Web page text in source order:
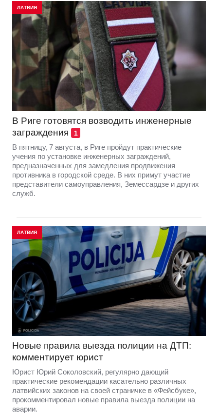
ЛАТВИЯ
В Риге готовятся возводить инженерные
заграждения
1
В пятницу, 7 августа, в Риге пройдут практические
учения по установке инженерных заграждений,
предназначенных для замедления продвижения
противника в городской среде. В них примут участие
представители самоуправления, Земессардзе и других
служб.
ЛАТВИЯ
Новые правила выезда полиции на ДТП:
комментирует юрист
Юрист Юрий Соколовский, регулярно дающий
практические рекомендации касательно различных
латвийских законов на своей страничке в «Фейсбуке»,
прокомментировал новые правила выезда полиции на
аварии.